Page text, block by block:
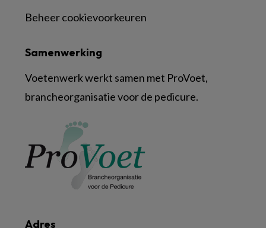
Adres
Samenwerking
Voetenwerk werkt samen met ProVoet,
brancheorganisatie voor de pedicure.
Beheer cookievoorkeuren